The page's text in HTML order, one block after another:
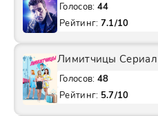
Голосов: 44
Рейтинг: 7.1/10
Лимитчицы Сериал
Голосов: 48
Рейтинг: 5.7/10